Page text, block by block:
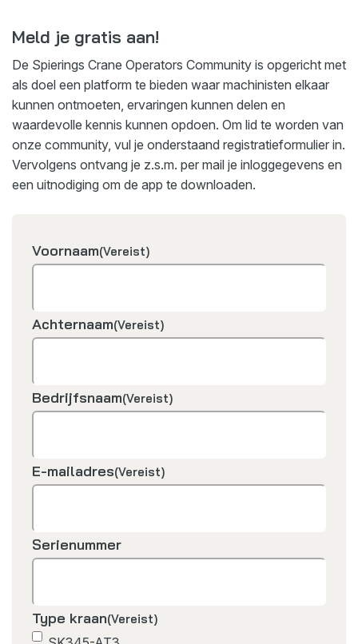
Meld je gratis aan!
De Spierings Crane Operators Community is opgericht met
als doel een platform te bieden waar machinisten elkaar
kunnen ontmoeten, ervaringen kunnen delen en
waardevolle kennis kunnen opdoen. Om lid te worden van
onze community, vul je onderstaand registratieformulier in.
Vervolgens ontvang je z.s.m. per mail je inloggegevens en
een uitnodiging om de app te downloaden.
Voornaam(Vereist)
Achternaam(Vereist)
Bedrijfsnaam(Vereist)
E-mailadres(Vereist)
Serienummer
Type kraan(Vereist)